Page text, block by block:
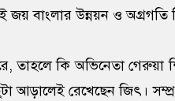
জয় বাংলার উন্নয়ন ও অগ্রগতি
কি অভিনেতা গেরুয়া
আড়ালেই রেখেছেন জিৎ।